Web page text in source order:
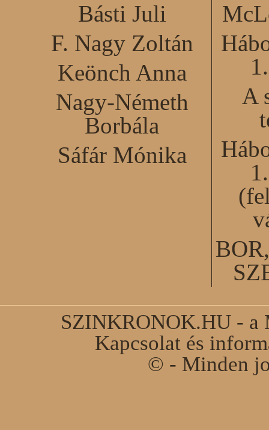
Básti Juli
F. Nagy Zoltán
Keönch Anna
Nagy-Németh
Borbála
Sáfár Mónika
A
SZINKRONOK.HU - a
Kapcsolat és
© - Minden